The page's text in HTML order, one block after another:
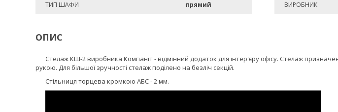
ТИП ШАФИ прямий ВИРОБНИК
ОПИС
Стелаж КШ-2 виробника Компаніт - відмінний додаток для інтер'єру офісу. Стелаж
рукою. Для більшої зручності стелаж поділено на безліч секцій.
Стільниця торцева кромкою АБС - 2 мм.